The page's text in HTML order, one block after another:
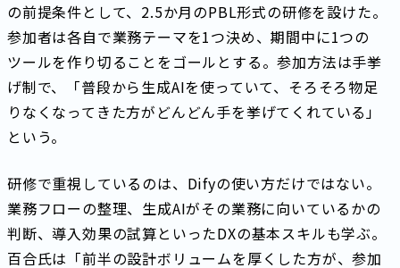
の前提条件として、2.5か月のPBL形式の研修を設けた。
参加者は各自で業務テーマを1つ決め、期間中に1つの
ツールを作り切ることをゴールとする。参加方法は手挙
げ制で、「普段から生成AIを使っていて、そろそろ物足
りなくなってきた方がどんどん手を挙げてくれている」
という。
研修で重視しているのは、Difyの使い方だけではない。
業務フローの整理、生成AIがその業務に向いているかの
判断、導入効果の試算といったDXの基本スキルも学ぶ。
百合氏は「前半の設計ボリュームを厚くした方が、参加